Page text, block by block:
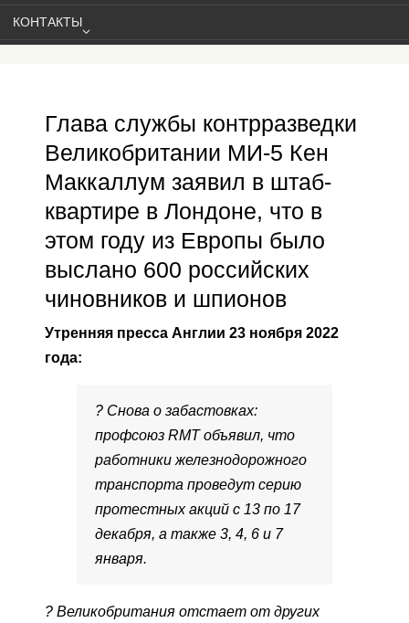
КОНТАКТЫ
Глава службы контрразведки
Великобритании МИ-5 Кен
Маккаллум заявил в штаб-
квартире в Лондоне, что в
этом году из Европы было
выслано 600 российских
чиновников и шпионов
Утренняя пресса Англии 23 ноября 2022
года:
? Снова о забастовках:
профсоюз RMT объявил, что
работники железнодорожного
транспорта проведут серию
протестных акций с 13 по 17
декабря, а также 3, 4, 6 и 7
января.
? Великобритания отстает от других